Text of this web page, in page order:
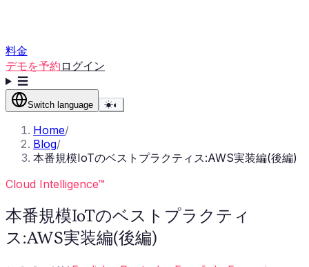
料金
デモを予約 ログイン
☰
Switch language ☀◐
Home/
Blog/
本番規模IoTのベストプラクティス:AWS実装編(後編)
Cloud Intelligence™
本番規模IoTのベストプラクティ
ス:AWS実装編(後編)